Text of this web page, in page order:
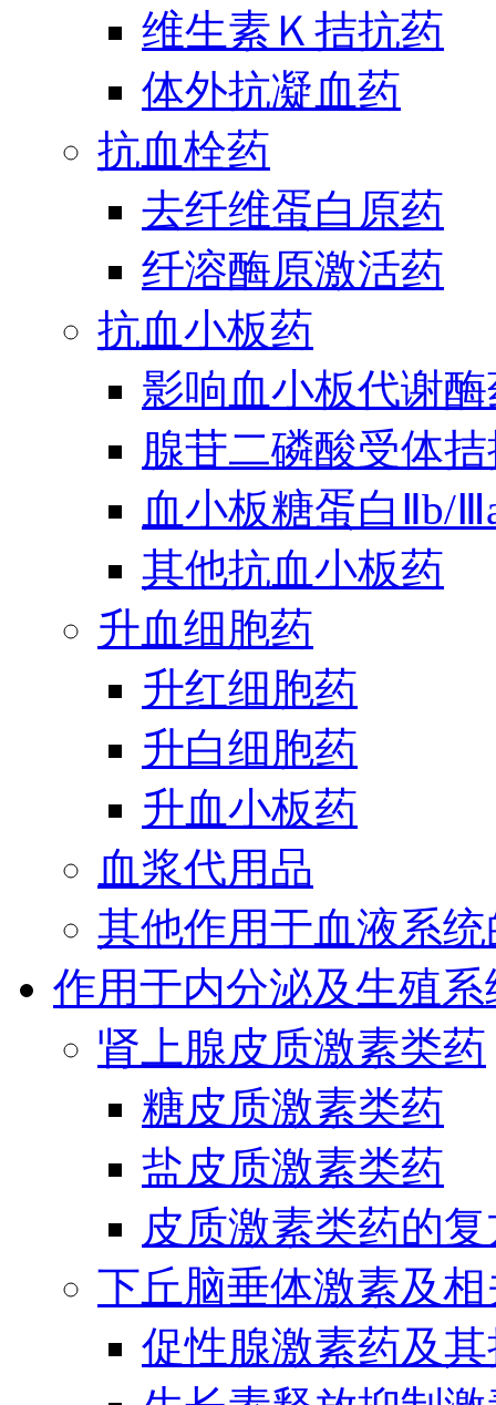
维生素Ｋ拮抗药
体外抗凝血药
抗血栓药
去纤维蛋白原药
纤溶酶原激活药
抗血小板药
影响血小板代谢
腺苷二磷酸受体
血小板糖蛋白Ⅱb/
其他抗血小板药
升血细胞药
升红细胞药
升白细胞药
升血小板药
血浆代用品
其他作用于血液系
作用于内分泌及生殖
肾上腺皮质激素类药
糖皮质激素类药
盐皮质激素类药
皮质激素类药的
下丘脑垂体激素及
促性腺激素药及